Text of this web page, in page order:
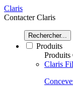
Claris
Contacter Claris
Rechercher...
Produits
Produits
Claris